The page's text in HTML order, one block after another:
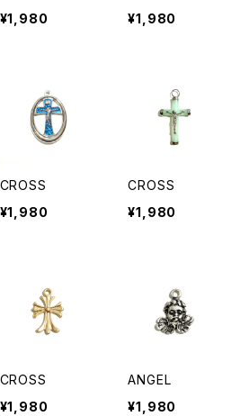
¥1,980
¥1,980
CROSS
¥1,980
CROSS
¥1,980
CROSS
¥1,980
ANGEL
¥1,980